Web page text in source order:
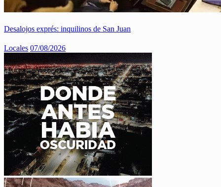
Desalojos exprés: inquilinos de San Juan
Locales 07/08/2026